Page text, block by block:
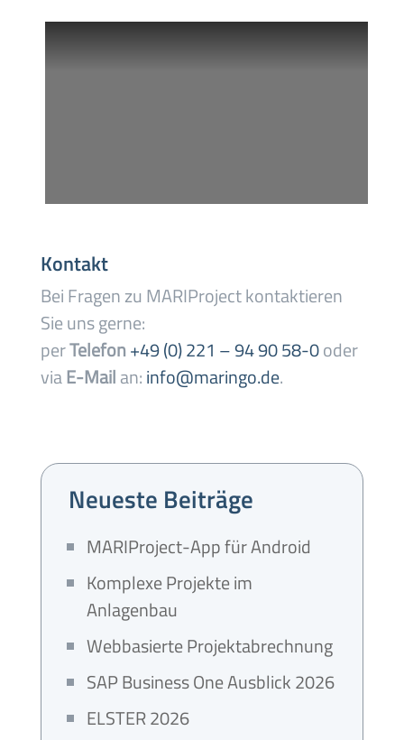
Kontakt
Bei Fragen zu MARIProject kontaktieren
Sie uns gerne:
perTelefon+49 (0) 221 – 94 90 58-0oder
viaE-Mailan:info@maringo.de.
Neueste Beiträge
MARIProject-App für Android
Komplexe Projekte im
Anlagenbau
Webbasierte Projektabrechnung
SAP Business One Ausblick 2026
ELSTER 2026